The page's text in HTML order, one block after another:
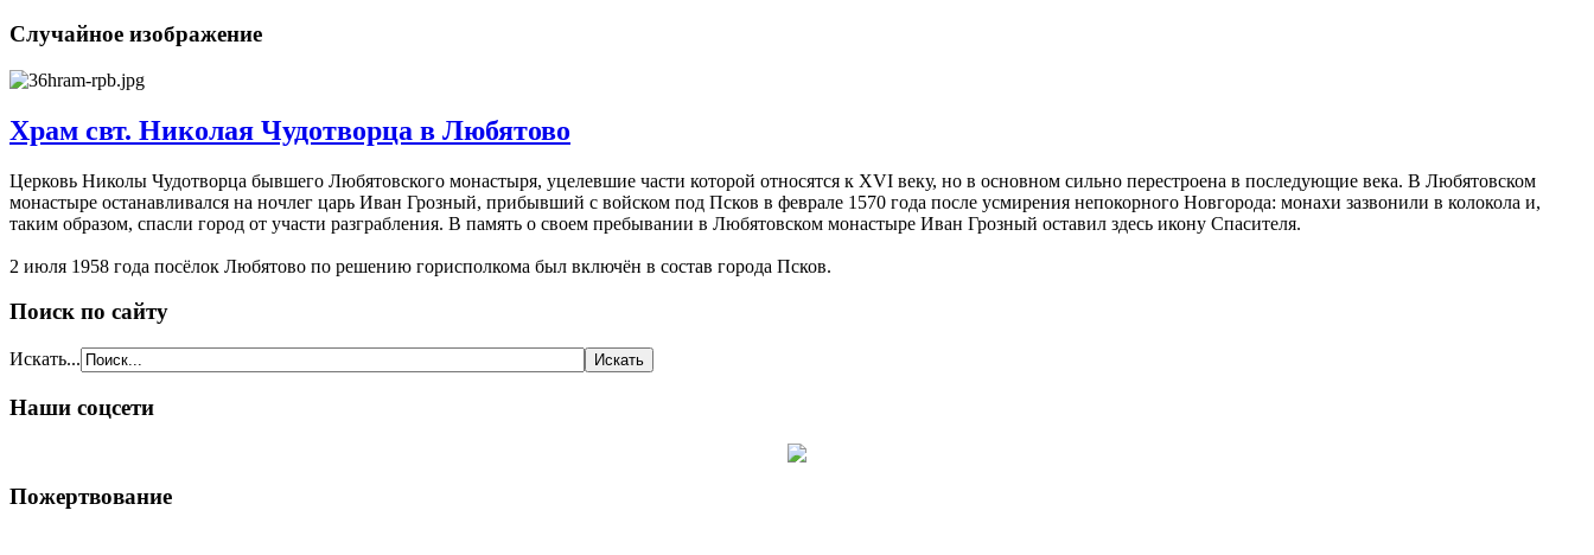
Случайное изображение
Храм свт. Николая Чудотворца в Любятово
Церковь Николы Чудотворца бывшего Любятовского монастыря, уцелевшие части которой относятся к XVI веку, но в основном сильно перестроена в последующие века. В Любятовском
монастыре останавливался на ночлег царь Иван Грозный, прибывший с войском под Псков в феврале 1570 года после усмирения непокорного Новгорода: монахи зазвонили в колокола и,
таким образом, спасли город от участи разграбления. В память о своем пребывании в Любятовском монастыре Иван Грозный оставил здесь икону Спасителя.
2 июля 1958 года посёлок Любятово по решению горисполкома был включён в состав города Псков.
Поиск по сайту
Искать...
Наши соцсети
Пожертвование